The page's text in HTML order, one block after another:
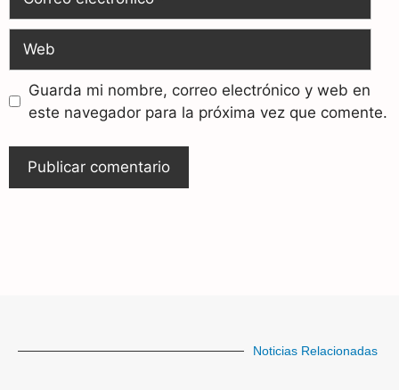
Guarda mi nombre, correo electrónico y web en
este navegador para la próxima vez que comente.
Noticias Relacionadas